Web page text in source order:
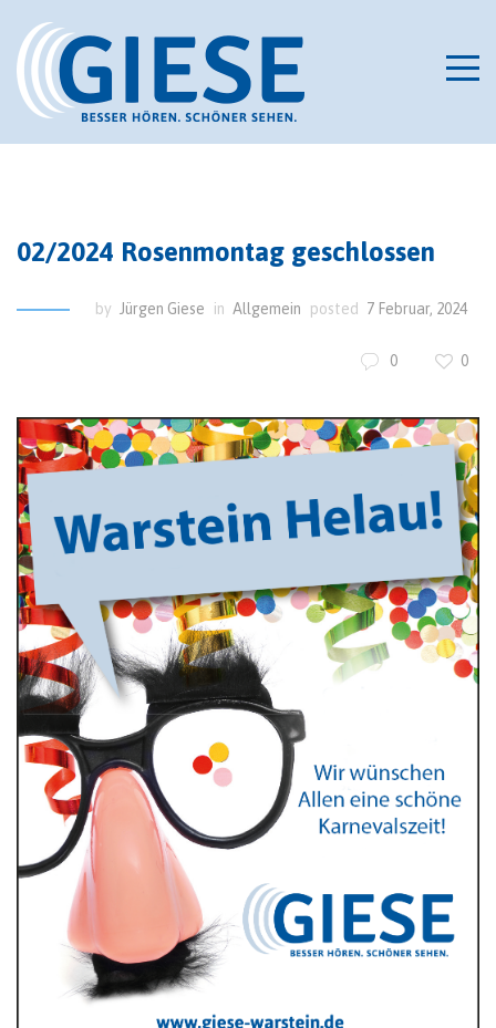
02/2024 Rosenmontag geschlossen
by Jürgen Giese in Allgemein posted 7 Februar, 2024
0 0